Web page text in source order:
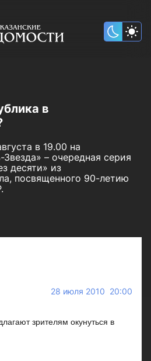
в
в 19.00 на
Звезда» – очередная серия
десяти» из
посвященного 90-летию
28 июля 2010 20:00
зрителям окунуться в